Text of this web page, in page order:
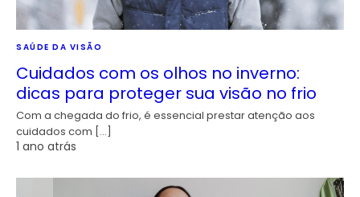
SAÚDE DA VISÃO
Cuidados com os olhos no inverno:
dicas para proteger sua visão no frio
Com a chegada do frio, é essencial prestar atenção aos
cuidados com […]
1 ano atrás